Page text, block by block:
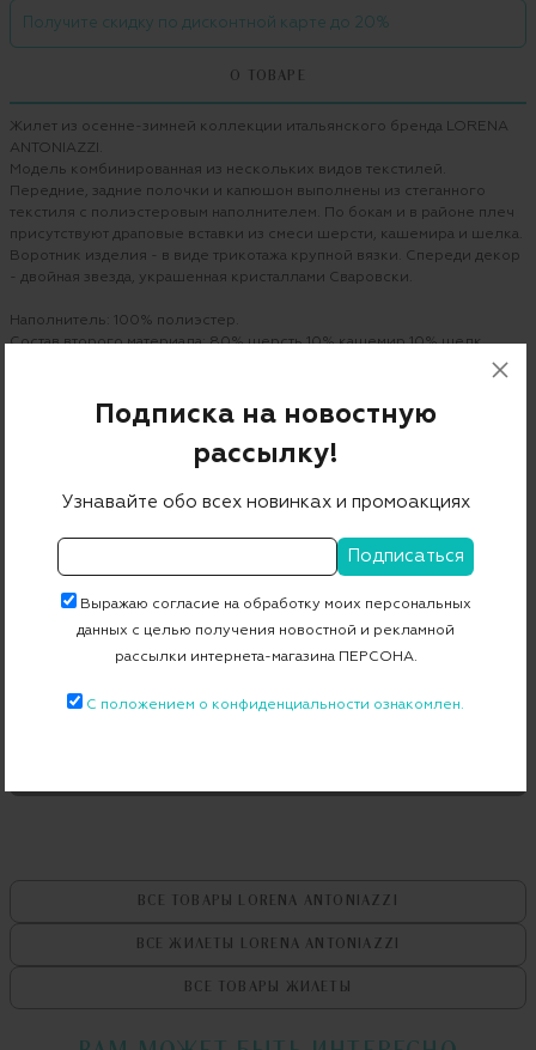
Получите скидку по дисконтной карте до 20%
О ТОВАРЕ
Жилет из осенне-зимней коллекции итальянского бренда LORENA
ANTONIAZZI.
Модель комбинированная из нескольких видов текстилей.
Передние, задние полочки и капюшон выполнены из стеганного
текстиля с полиэстеровым наполнителем. По бокам и в районе плеч
присутствуют драповые вставки из смеси шерсти, кашемира и шелка.
Воротник изделия - в виде трикотажа крупной вязки. Спереди декор
- двойная звезда, украшенная кристаллами Сваровски.
Наполнитель: 100% полиэстер.
Состав второго материала: 80% шерсть 10% кашемир 10% шелк.
Трикотажные вставки: 73% шерсть 9% шелк 9% кашемир 7% вискоза
100% полиэстер
Страна производства Италия
Артикул A2115PI10A/3252
ВСЕ ТОВАРЫ LORENA ANTONIAZZI
ВСЕ ЖИЛЕТЫ LORENA ANTONIAZZI
ВСЕ ТОВАРЫ ЖИЛЕТЫ
Подписка на новостную
рассылку!
Узнавайте обо всех новинках и промоакциях
Выражаю согласие на обработку моих персональных
данных с целью получения новостной и рекламной
рассылки интернета-магазина ПЕРСОНА.
С положением о конфиденциальности ознакомлен.